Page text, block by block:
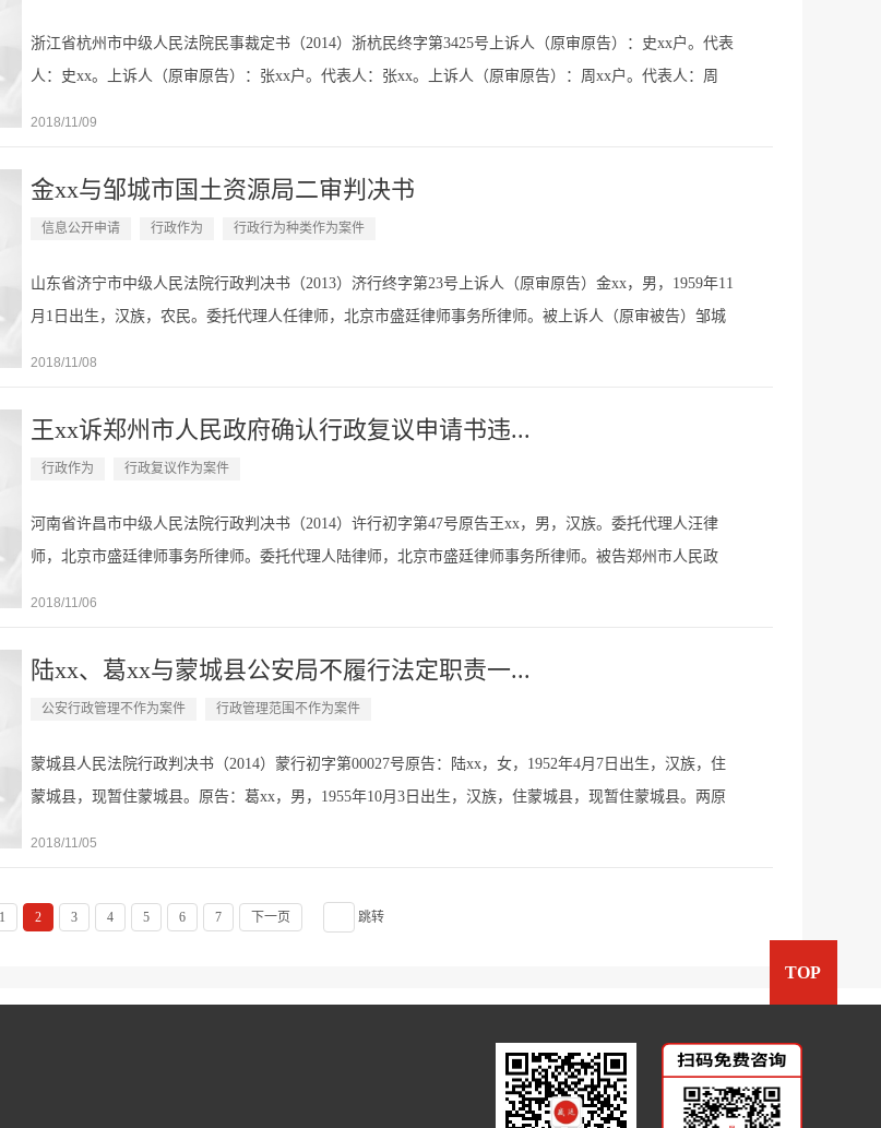
浙江省杭州市中级人民法院民事裁定书（2014）浙杭民终字第3425号上诉人（原审原告）：史xx户。代表
人：史xx。上诉人（原审原告）：张xx户。代表人：张xx。上诉人（原审原告）：周xx户。代表人：周
2018/11/09
金xx与邹城市国土资源局二审判决书
信息公开申请 行政作为 行政行为种类作为案件
山东省济宁市中级人民法院行政判决书（2013）济行终字第23号上诉人（原审原告）金xx，男，1959年11
月1日出生，汉族，农民。委托代理人任律师，北京市盛廷律师事务所律师。被上诉人（原审被告）邹城
2018/11/08
王xx诉郑州市人民政府确认行政复议申请书违...
行政作为 行政复议作为案件
河南省许昌市中级人民法院行政判决书（2014）许行初字第47号原告王xx，男，汉族。委托代理人汪律
师，北京市盛廷律师事务所律师。委托代理人陆律师，北京市盛廷律师事务所律师。被告郑州市人民政
2018/11/06
陆xx、葛xx与蒙城县公安局不履行法定职责一...
公安行政管理不作为案件 行政管理范围不作为案件
蒙城县人民法院行政判决书（2014）蒙行初字第00027号原告：陆xx，女，1952年4月7日出生，汉族，住
蒙城县，现暂住蒙城县。原告：葛xx，男，1955年10月3日出生，汉族，住蒙城县，现暂住蒙城县。两原
2018/11/05
1 2 3 4 5 6 7 下一页 跳转
TOP